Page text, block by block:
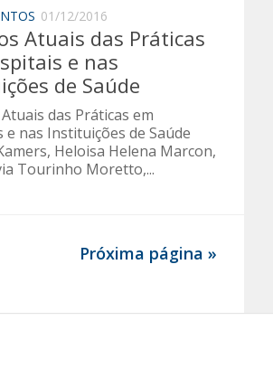
01/12/2016
Atuais das Práticas
e nas
de Saúde
das Práticas em
e nas Instituições de Saúde
Heloisa Helena Marcon,
Tourinho Moretto,...
Próxima página »